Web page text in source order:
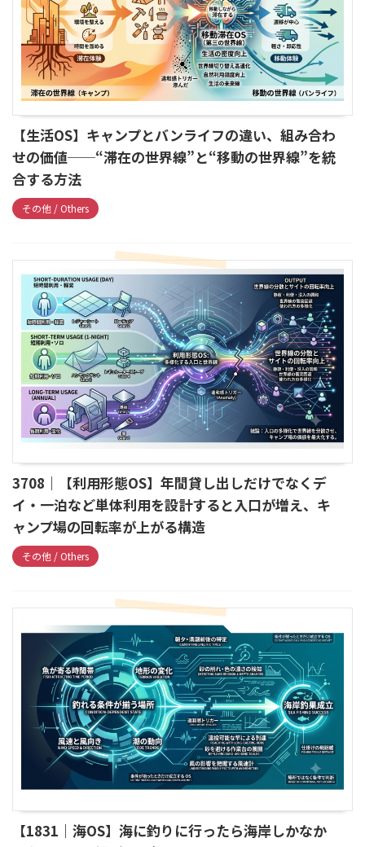
【生活OS】キャンプとバンライフの違い、組み合わ
せの価値──“滞在の世界線”と“移動の世界線”を統
合する方法
その他 / Others
3708｜【利用形態OS】年間貸し出しだけでなくデ
イ・一泊など単体利用を設計すると入口が増え、キ
ャンプ場の回転率が上がる構造
その他 / Others
【1831｜海OS】海に釣りに行ったら海岸しかなか